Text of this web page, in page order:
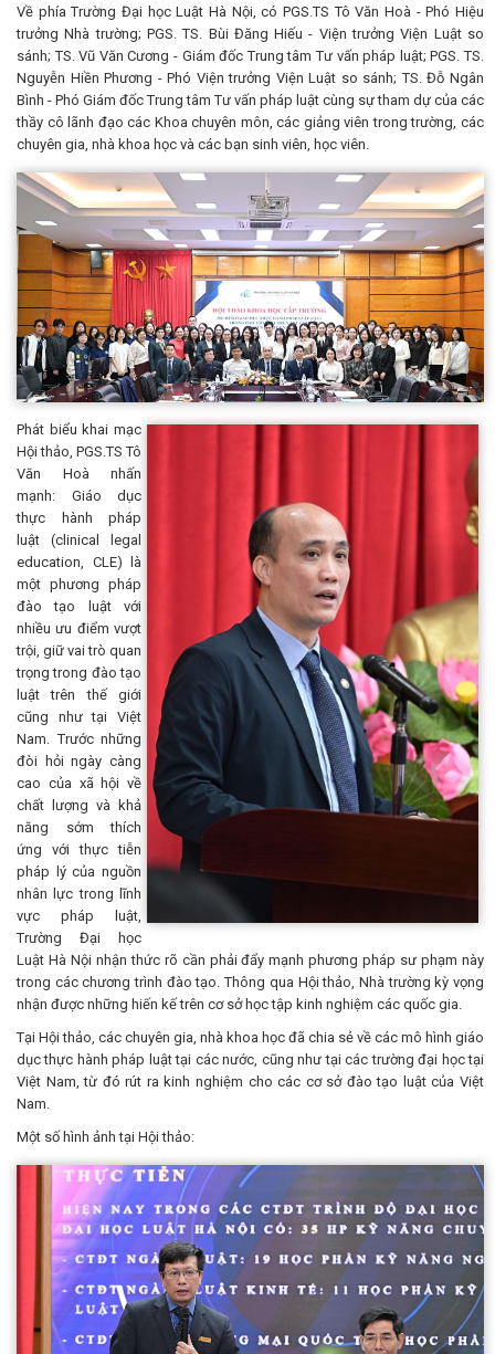
Về phía Trường Đại học Luật Hà Nội, có PGS.TS Tô Văn Hoà - Phó Hiệu
trưởng Nhà trường; PGS. TS. Bùi Đăng Hiếu - Viện trưởng Viện Luật so
sánh; TS. Vũ Văn Cương - Giám đốc Trung tâm Tư vấn pháp luật; PGS. TS.
Nguyễn Hiền Phương - Phó Viện trưởng Viện Luật so sánh; TS. Đỗ Ngân
Bình - Phó Giám đốc Trung tâm Tư vấn pháp luật cùng sự tham dự của các
thầy cô lãnh đạo các Khoa chuyên môn, các giảng viên trong trường, các
chuyên gia, nhà khoa học và các bạn sinh viên, học viên.
Phát biểu khai mạc
Hội thảo, PGS.TS Tô
Văn Hoà nhấn
mạnh: Giáo dục
thực hành pháp
luật (clinical legal
education, CLE) là
một phương pháp
đào tạo luật với
nhiều ưu điểm vượt
trội, giữ vai trò quan
trọng trong đào tạo
luật trên thế giới
cũng như tại Việt
Nam. Trước những
đòi hỏi ngày càng
cao của xã hội về
chất lượng và khả
năng sớm thích
ứng với thực tiễn
pháp lý của nguồn
nhân lực trong lĩnh
vực pháp luật,
Trường Đại học
Luật Hà Nội nhận thức rõ cần phải đẩy mạnh phương pháp sư phạm này
trong các chương trình đào tạo. Thông qua Hội thảo, Nhà trường kỳ vọng
nhận được những hiến kế trên cơ sở học tập kinh nghiệm các quốc gia.
Tại Hội thảo, các chuyên gia, nhà khoa học đã chia sẻ về các mô hình giáo
dục thực hành pháp luật tại các nước, cũng như tại các trường đại học tại
Việt Nam, từ đó rút ra kinh nghiệm cho các cơ sở đào tạo luật của Việt
Nam.
Một số hình ảnh tại Hội thảo: